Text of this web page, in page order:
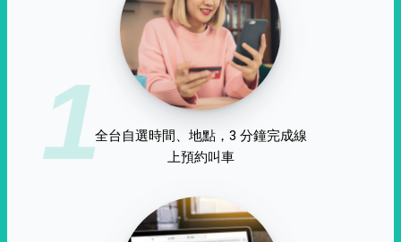
1全台自選時間、地點，3 分鐘完成線
上預約叫車